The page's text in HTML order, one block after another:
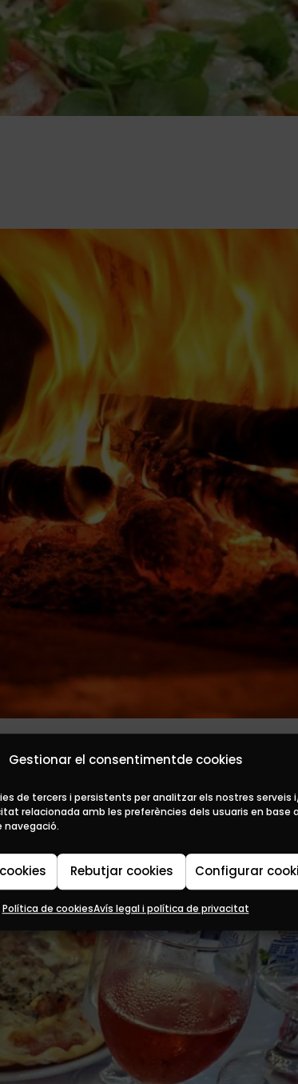
Gestionar el consentimentde cookies
de tercers i persistents per analitzar els nostres serveis
relacionada amb les preferències dels usuaris en base
navegació.
Rebutjar cookies Configurar
Política de cookiesAvís legal i política de privacitat